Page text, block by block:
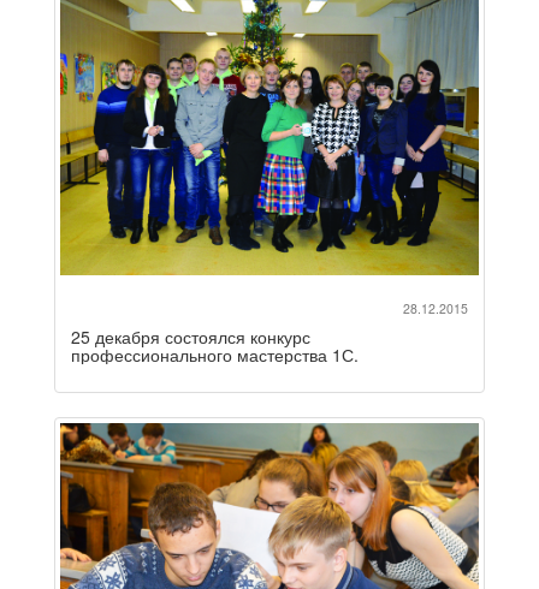
28.12.2015
25 декабря состоялся конкурс
профессионального мастерства 1С.